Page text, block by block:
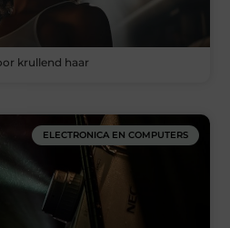
krullend haar
ELECTRONICA EN COMPUTERS